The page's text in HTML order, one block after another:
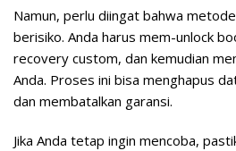
Namun, perlu diingat bahwa
berisiko. Anda harus mem-unlock
recovery custom, dan kemudian
Anda. Proses ini bisa menghapus
dan membatalkan garansi.
Jika Anda tetap ingin mencoba,